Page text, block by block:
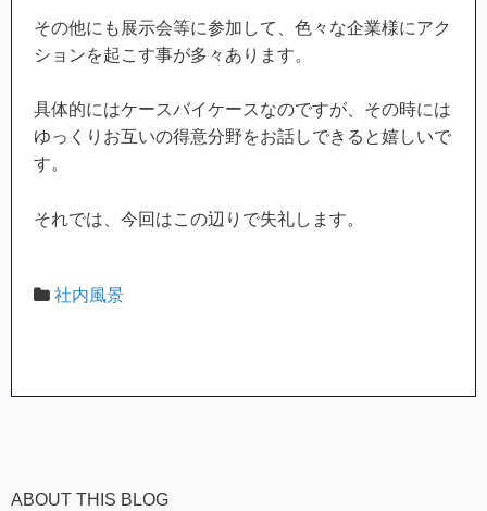
その他にも展示会等に参加して、色々な企業様にアク
ションを起こす事が多々あります。
具体的にはケースバイケースなのですが、その時には
ゆっくりお互いの得意分野をお話しできると嬉しいで
す。
それでは、今回はこの辺りで失礼します。
社内風景
ABOUT THIS BLOG